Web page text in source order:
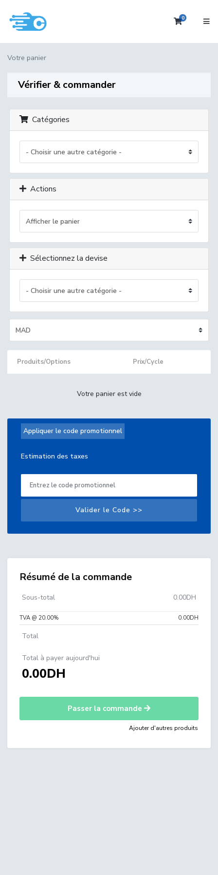
0Votre
Votre panier
Vérifier & commander
Catégories
Actions
Sélectionnez la devise
Produits/Options Prix/Cycle
Votre panier est vide
Appliquer le code promotionnel
Estimation des taxes
Valider le Code >>
Résumé de la commande
Sous-total 0.00DH
TVA @ 20.00% 0.00DH
Total
0.00DH
Total à payer aujourd'hui
Passer la commande
Ajouter d'autres produits